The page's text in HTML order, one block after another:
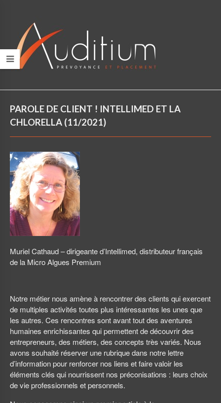
PAROLE DE CLIENT ! INTELLIMED ET LA
CHLORELLA (11/2021)
Muriel Cathaud – dirigeante d’Intellimed, distributeur français
de la Micro Algues Premium
Notre métier nous amène à rencontrer des clients qui exercent
de multiples activités toutes plus intéressantes les unes que
les autres. Ces rencontres sont avant tout des aventures
humaines enrichissantes qui permettent de découvrir des
entrepreneurs, des métiers, des concepts très variés. Nous
avons souhaité réserver une rubrique dans notre lettre
d’information pour renforcer nos liens et faire valoir les
éléments clés qui nourrissent nos préconisations : leurs choix
de vie professionnels et personnels.